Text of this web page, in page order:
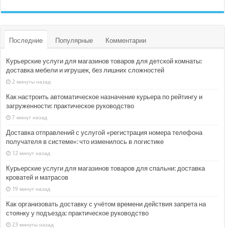
Последние Популярные Комментарии
Курьерские услуги для магазинов товаров для детской комнаты:
доставка мебели и игрушек, без лишних сложностей
2 минуты назад
Как настроить автоматическое назначение курьера по рейтингу и
загруженности: практическое руководство
7 минут назад
Доставка отправлений с услугой «регистрация номера телефона
получателя в системе»: что изменилось в логистике
12 минут назад
Курьерские услуги для магазинов товаров для спальни: доставка
кроватей и матрасов
19 минут назад
Как организовать доставку с учётом времени действия запрета на
стоянку у подъезда: практическое руководство
23 минуты назад